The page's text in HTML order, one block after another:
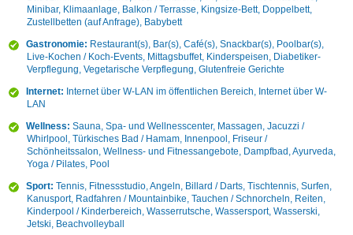
Minibar, Klimaanlage, Balkon / Terrasse, Kingsize-Bett, Doppelbett,
Zustellbetten (auf Anfrage), Babybett
Gastronomie: Restaurant(s), Bar(s), Café(s), Snackbar(s), Poolbar(s),
Live-Kochen / Koch-Events, Mittagsbuffet, Kinderspeisen, Diabetiker-
Verpflegung, Vegetarische Verpflegung, Glutenfreie Gerichte
Internet: Internet über W-LAN im öffentlichen Bereich, Internet über W-
LAN
Wellness: Sauna, Spa- und Wellnesscenter, Massagen, Jacuzzi /
Whirlpool, Türkisches Bad / Hamam, Innenpool, Friseur /
Schönheitssalon, Wellness- und Fitnessangebote, Dampfbad, Ayurveda,
Yoga / Pilates, Pool
Sport: Tennis, Fitnessstudio, Angeln, Billard / Darts, Tischtennis, Surfen,
Kanusport, Radfahren / Mountainbike, Tauchen / Schnorcheln, Reiten,
Kinderpool / Kinderbereich, Wasserrutsche, Wassersport, Wasserski,
Jetski, Beachvolleyball